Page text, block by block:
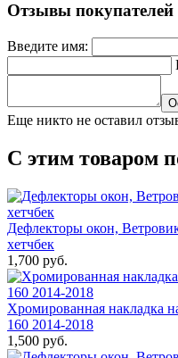
Отзывы покупателей
Введите имя:
Еще никто не оставил
С этим товаром
Дефлекторы окон,
хетчбек
1,700 руб.
Хромированная накладка
160 2014-2018
1,500 руб.